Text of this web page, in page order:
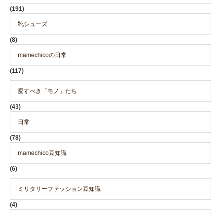
(191)
靴シューズ
(8)
mamechicoの日常
(117)
愛すべき「モノ」たち
(43)
日常
(78)
mamechico豆知識
(6)
ミリタリーファッション豆知識
(4)